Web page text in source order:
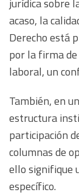
jurídica sobre
acaso, la
Derecho está
por la firma
laboral, un
También, en
estructura
participación
columnas de
ello signifique
específico.